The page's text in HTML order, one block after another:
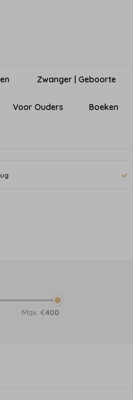
Zwanger | Geboorte
Voor Ouders Boeken
Max: €400